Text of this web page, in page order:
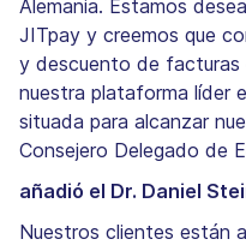
Alemania. Estamos
JITpay y creemos que
y descuento de facturas
nuestra plataforma líder
situada para alcanzar
Consejero Delegado de
añadió el Dr. Daniel
Nuestros clientes están